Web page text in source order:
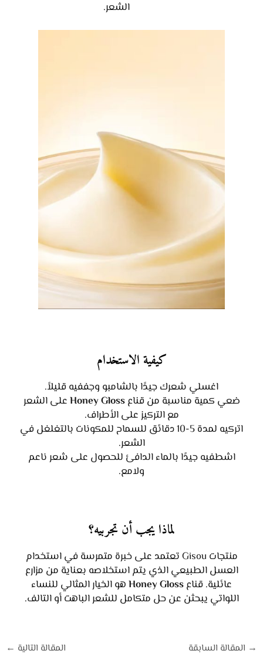
الشعر.
كيفية الاستخدام
اغسلي شعرك جيدًا بالشامبو وجففيه قليلاً.
ضعي كمية مناسبة من قناعHoney Glossعلى الشعر
مع التركيز على الأطراف.
اتركيه لمدة 5-10 دقائق للسماح للمكونات بالتغلغل في
الشعر.
اشطفيه جيدًا بالماء الدافئ للحصول على شعر ناعم
ولامع.
لماذا يجب أن تجربيه؟
منتجات Gisou تعتمد على خبرة متمرسة في استخدام
العسل الطبيعي الذي يتم استخلاصه بعناية من مزارع
عائلية. قناعHoney Glossهو الخيار المثالي للنساء
اللواتي يبحثن عن حل متكامل للشعر الباهت أو التالف.
→ المقالة السابقة المقالة التالية ←